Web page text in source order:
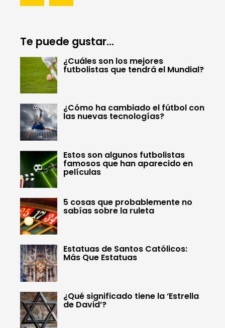
Te puede gustar...
¿Cuáles son los mejores
futbolistas que tendrá el Mundial?
¿Cómo ha cambiado el fútbol con
las nuevas tecnologías?
Estos son algunos futbolistas
famosos que han aparecido en
películas
5 cosas que probablemente no
sabías sobre la ruleta
Estatuas de Santos Católicos:
Más Que Estatuas
¿Qué significado tiene la ‘Estrella
de David’?